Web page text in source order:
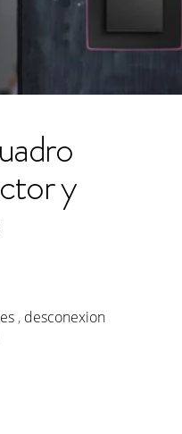
y
, desconexion